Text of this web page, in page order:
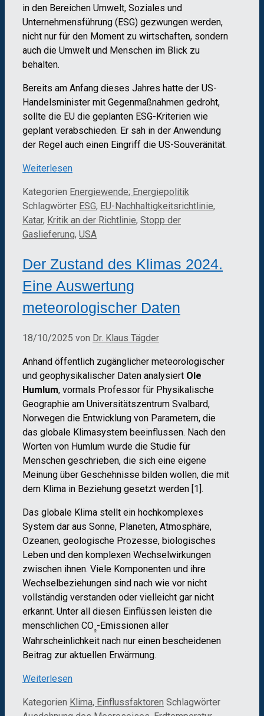
in den Bereichen Umwelt, Soziales und
Unternehmensführung (ESG) gezwungen werden,
nicht nur für den Moment zu wirtschaften, sondern
auch die Umwelt und Menschen im Blick zu
behalten.
Bereits am Anfang dieses Jahres hatte der US-
Handelsminister mit Gegenmaßnahmen gedroht,
sollte die EU die geplanten ESG-Kriterien wie
geplant verabschieden. Er sah in der Anwendung
der Regel auch einen Eingriff die US-Souveränität.
Weiterlesen
Kategorien Energiewende; Energiepolitik
Schlagwörter ESG, EU-Nachhaltigkeitsrichtlinie,
Katar, Kritik an der Richtlinie, Stopp der
Gaslieferung, USA
Der Zustand des Klimas 2024.
Eine Auswertung
meteorologischer Daten
18/10/2025 von Dr. Klaus Tägder
Anhand öffentlich zugänglicher meteorologischer
und geophysikalischer Daten analysiert Ole
Humlum, vormals Professor für Physikalische
Geographie am Universitätszentrum Svalbard,
Norwegen die Entwicklung von Parametern, die
das globale Klimasystem beeinflussen. Nach den
Worten von Humlum wurde die Studie für
Menschen geschrieben, die sich eine eigene
Meinung über Geschehnisse bilden wollen, die mit
dem Klima in Beziehung gesetzt werden [1].
Das globale Klima stellt ein hochkomplexes
System dar aus Sonne, Planeten, Atmosphäre,
Ozeanen, geologische Prozesse, biologisches
Leben und den komplexen Wechselwirkungen
zwischen ihnen. Viele Komponenten und ihre
Wechselbeziehungen sind nach wie vor nicht
vollständig verstanden oder vielleicht gar nicht
erkannt. Unter all diesen Einflüssen leisten die
menschlichen CO₂-Emissionen aller
Wahrscheinlichkeit nach nur einen bescheidenen
Beitrag zur aktuellen Erwärmung.
Weiterlesen
Kategorien Klima, Einflussfaktoren Schlagwörter